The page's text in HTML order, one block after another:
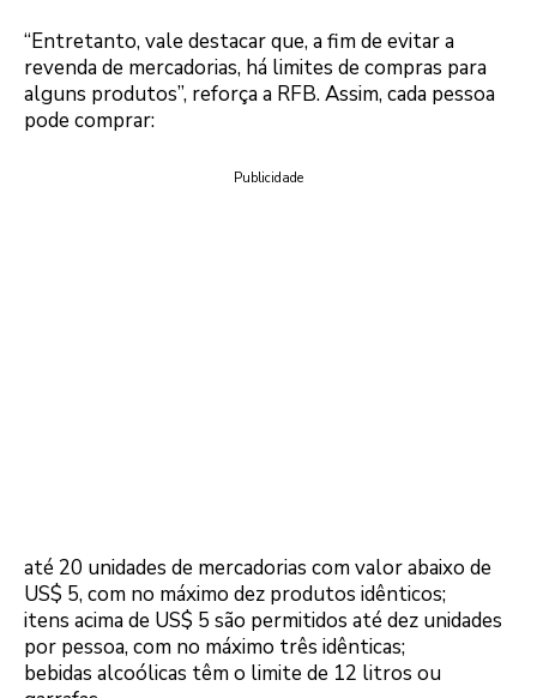
“Entretanto, vale destacar que, a fim de evitar a
revenda de mercadorias, há limites de compras para
alguns produtos”, reforça a RFB. Assim, cada pessoa
pode comprar:
Publicidade
até 20 unidades de mercadorias com valor abaixo de
US$ 5, com no máximo dez produtos idênticos;
itens acima de US$ 5 são permitidos até dez unidades
por pessoa, com no máximo três idênticas;
bebidas alcoólicas têm o limite de 12 litros ou